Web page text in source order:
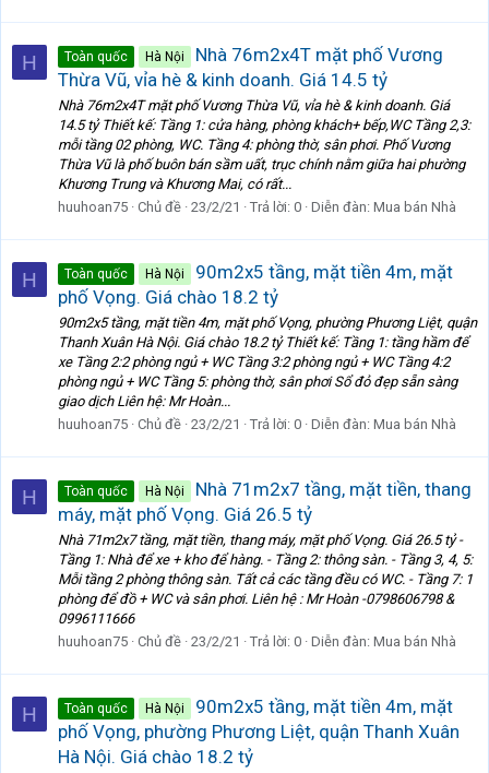
H Toàn quốc Hà Nội
Nhà 76m2x4T mặt phố Vương
Thừa Vũ, vỉa hè & kinh doanh. Giá 14.5 tỷ
Nhà 76m2x4T mặt phố Vương Thừa Vũ, vỉa hè & kinh doanh. Giá
14.5 tỷ Thiết kế: Tầng 1: cửa hàng, phòng khách+ bếp,WC Tầng 2,3:
mỗi tầng 02 phòng, WC. Tầng 4: phòng thờ, sân phơi. Phố Vương
Thừa Vũ là phố buôn bán sầm uất, trục chính nằm giữa hai phường
Khương Trung và Khương Mai, có rất...
huuhoan75 Chủ đề 23/2/21 Trả lời: 0 Diễn đàn: Mua bán Nhà
H Toàn quốc Hà Nội
90m2x5 tầng, mặt tiền 4m, mặt
phố Vọng. Giá chào 18.2 tỷ
90m2x5 tầng, mặt tiền 4m, mặt phố Vọng, phường Phương Liệt, quận
Thanh Xuân Hà Nội. Giá chào 18.2 tỷ Thiết kế: Tầng 1: tầng hầm để
xe Tầng 2:2 phòng ngủ + WC Tầng 3:2 phòng ngủ + WC Tầng 4:2
phòng ngủ + WC Tầng 5: phòng thờ, sân phơi Sổ đỏ đẹp sẵn sàng
giao dịch Liên hệ: Mr Hoàn...
huuhoan75 Chủ đề 23/2/21 Trả lời: 0 Diễn đàn: Mua bán Nhà
H Toàn quốc Hà Nội
Nhà 71m2x7 tầng, mặt tiền, thang
máy, mặt phố Vọng. Giá 26.5 tỷ
Nhà 71m2x7 tầng, mặt tiền, thang máy, mặt phố Vọng. Giá 26.5 tỷ -
Tầng 1: Nhà để xe + kho để hàng. - Tầng 2: thông sàn. - Tầng 3, 4, 5:
Mỗi tầng 2 phòng thông sàn. Tất cả các tầng đều có WC. - Tầng 7: 1
phòng để đồ + WC và sân phơi. Liên hệ : Mr Hoàn -0798606798 &
0996111666
huuhoan75 Chủ đề 23/2/21 Trả lời: 0 Diễn đàn: Mua bán Nhà
H Toàn quốc Hà Nội
90m2x5 tầng, mặt tiền 4m, mặt
phố Vọng, phường Phương Liệt, quận Thanh Xuân
Hà Nội. Giá chào 18.2 tỷ